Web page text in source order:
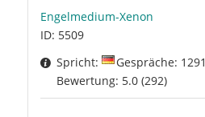
Engelmedium-Xenon
ID: 5509
Spricht:
Gespräche: 1291
Bewertung: 5.0 (292)